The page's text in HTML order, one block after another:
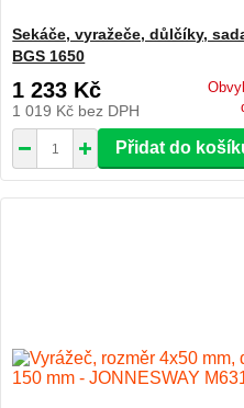
Sekáče, vyražeče, důlčíky,
BGS 1650
1 233 Kč
1 019 Kč bez DPH
Přidat do